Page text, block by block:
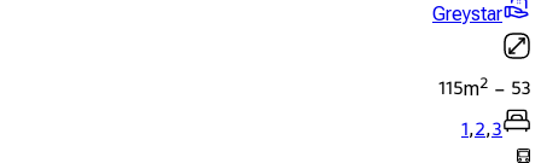
Greystar
53
-
115m2
1,2,3